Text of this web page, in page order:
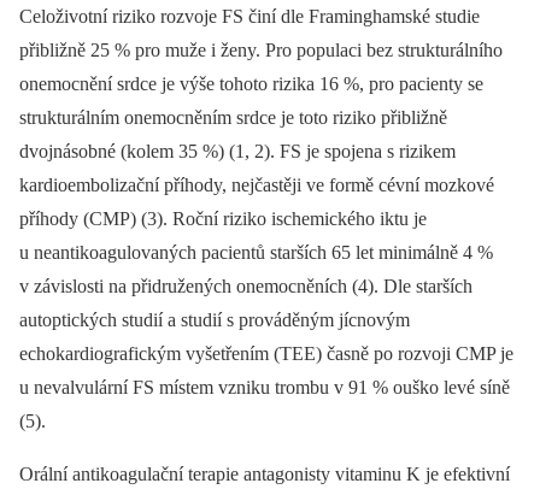
Celoživotní riziko rozvoje FS činí dle Framinghamské studie
přibližně 25 % pro muže i ženy. Pro populaci bez strukturálního
onemocnění srdce je výše tohoto rizika 16 %, pro pacienty se
strukturálním onemocněním srdce je toto riziko přibližně
dvojnásobné (kolem 35 %) (1, 2). FS je spojena s rizikem
kardioembolizační příhody, nejčastěji ve formě cévní mozkové
příhody (CMP) (3). Roční riziko ischemického iktu je
u neantikoagulovaných pacientů starších 65 let minimálně 4 %
v závislosti na přidružených onemocněních (4). Dle starších
autoptických studií a studií s prováděným jícnovým
echokardiografickým vyšetřením (TEE) časně po rozvoji CMP je
u nevalvulární FS místem vzniku trombu v 91 % ouško levé síně
(5).
Orální antikoagulační terapie antagonisty vitaminu K je efektivní